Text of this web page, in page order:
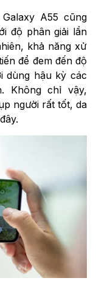
A55 cũng
độ phân giải lần
khả năng xử
để đem đến độ
dùng hậu kỳ các
Không chỉ vậy,
người rất tốt, da